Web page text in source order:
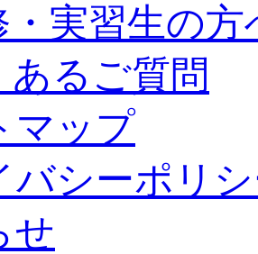
・実習生の方
あるご質問
マップ
バシーポリ
せ